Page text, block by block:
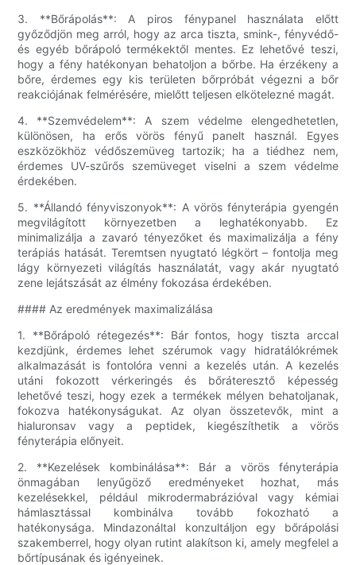
3. **Bőrápolás**: A piros fénypanel használata előtt
győződjön meg arról, hogy az arca tiszta, smink-, fényvédő-
és egyéb bőrápoló termékektől mentes. Ez lehetővé teszi,
hogy a fény hatékonyan behatoljon a bőrbe. Ha érzékeny a
bőre, érdemes egy kis területen bőrpróbát végezni a bőr
reakciójának felmérésére, mielőtt teljesen elkötelezné magát.
4. **Szemvédelem**: A szem védelme elengedhetetlen,
különösen, ha erős vörös fényű panelt használ. Egyes
eszközökhöz védőszemüveg tartozik; ha a tiédhez nem,
érdemes UV-szűrős szemüveget viselni a szem védelme
érdekében.
5. **Állandó fényviszonyok**: A vörös fényterápia gyengén
megvilágított környezetben a leghatékonyabb. Ez
minimalizálja a zavaró tényezőket és maximalizálja a fény
terápiás hatását. Teremtsen nyugtató légkört – fontolja meg
lágy környezeti világítás használatát, vagy akár nyugtató
zene lejátszását az élmény fokozása érdekében.
#### Az eredmények maximalizálása
1. **Bőrápoló rétegezés**: Bár fontos, hogy tiszta arccal
kezdjünk, érdemes lehet szérumok vagy hidratálókrémek
alkalmazását is fontolóra venni a kezelés után. A kezelés
utáni fokozott vérkeringés és bőráteresztő képesség
lehetővé teszi, hogy ezek a termékek mélyen behatoljanak,
fokozva hatékonyságukat. Az olyan összetevők, mint a
hialuronsav vagy a peptidek, kiegészíthetik a vörös
fényterápia előnyeit.
2. **Kezelések kombinálása**: Bár a vörös fényterápia
önmagában lenyűgöző eredményeket hozhat, más
kezelésekkel, például mikrodermabrázióval vagy kémiai
hámlasztással kombinálva tovább fokozható a
hatékonysága. Mindazonáltal konzultáljon egy bőrápolási
szakemberrel, hogy olyan rutint alakítson ki, amely megfelel a
bőrtípusának és igényeinek.